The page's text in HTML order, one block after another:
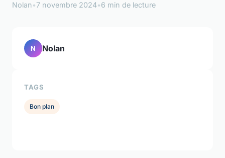
Nolan•7 novembre 2024•6 min de lecture
N Nolan
TAGS
Bon plan